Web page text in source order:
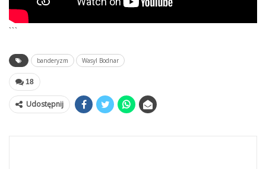
```
banderyzm Wasyl Bodnar
18
Udostępnij